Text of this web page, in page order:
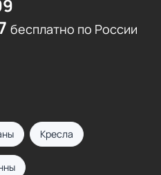
бесплатно по России
Кресла